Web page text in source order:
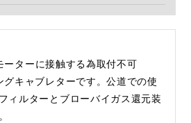
ターに接触する為取付不可
グキャブレターです。公道での使
ィルターとブローバイガス還元装